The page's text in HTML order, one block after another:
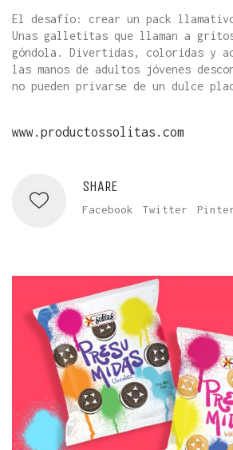
El desafío: crear un pack
Unas galletitas que llaman a
góndola. Divertidas, coloridas y
las manos de adultos jóvenes
no pueden privarse de un dulce
www.productossolitas.com
SHARE
Facebook Twitter